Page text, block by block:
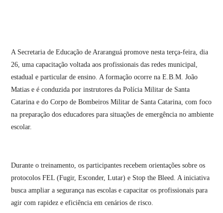
A Secretaria de Educação de Araranguá promove nesta terça-feira, dia
26, uma capacitação voltada aos profissionais das redes municipal,
estadual e particular de ensino. A formação ocorre na E.B.M. João
Matias e é conduzida por instrutores da Polícia Militar de Santa
Catarina e do Corpo de Bombeiros Militar de Santa Catarina, com foco
na preparação dos educadores para situações de emergência no ambiente
escolar.
Durante o treinamento, os participantes recebem orientações sobre os
protocolos FEL (Fugir, Esconder, Lutar) e Stop the Bleed. A iniciativa
busca ampliar a segurança nas escolas e capacitar os profissionais para
agir com rapidez e eficiência em cenários de risco.